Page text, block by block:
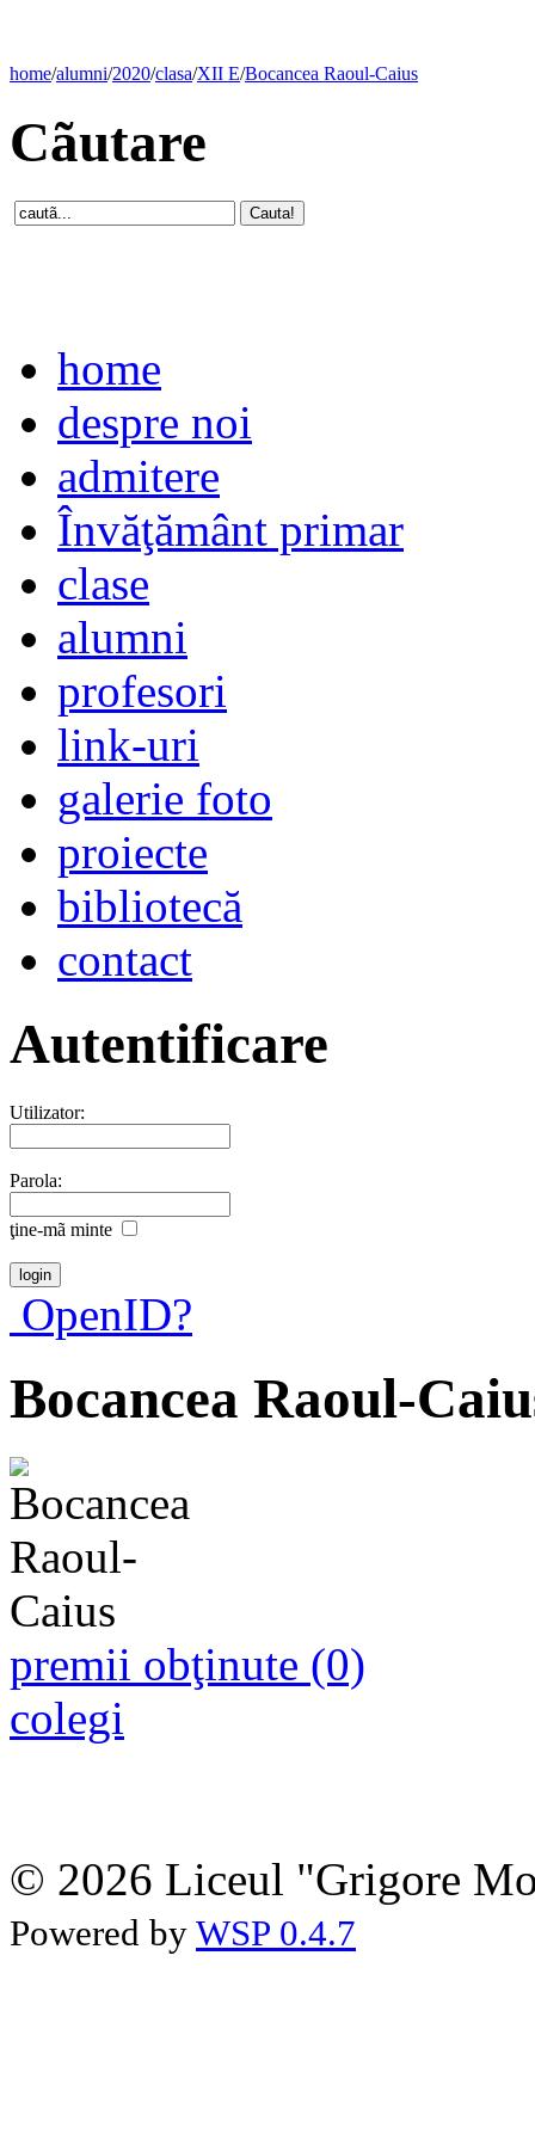
home/alumni/2020/clasa/XII E/Bocancea Raoul-Caius
Cãutare
home
despre noi
admitere
Învăţământ primar
clase
alumni
profesori
link-uri
galerie foto
proiecte
bibliotecă
contact
Autentificare
Utilizator:
Parola:
ţine-mã minte
OpenID?
Bocancea Raoul-
premii obţinute (0)
colegi
© 2026 Liceul "Grigore
Powered by WSP 0.4.7